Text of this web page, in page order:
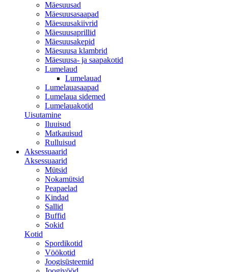
Mäesuusad
Mäesuusasaapad
Mäesuusakiivrid
Mäesuusaprillid
Mäesuusakepid
Mäesuusa klambrid
Mäesuusa- ja saapakotid
Lumelaud
Lumelauad
Lumelauasaapad
Lumelaua sidemed
Lumelauakotid
Uisutamine
Iluuisud
Matkauisud
Rulluisud
Aksessuaarid
Aksessuaarid
Mütsid
Nokamütsid
Peapaelad
Kindad
Sallid
Buffid
Sokid
Kotid
Spordikotid
Vöökotid
Joogisüsteemid